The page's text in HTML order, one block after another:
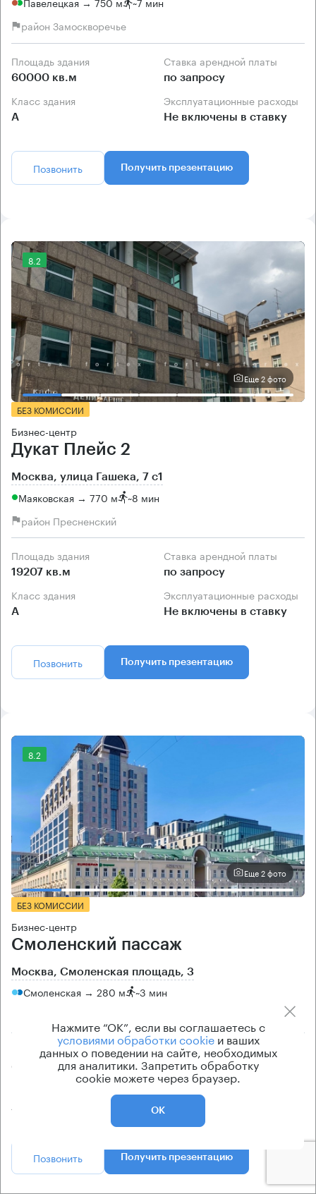
район Замоскворечье
Площадь здания
60000 кв.м
Ставка арендной платы
по запросу
Класс здания
А
Эксплуатационные расходы
Не включены в ставку
Позвонить Получить презентацию
8.2
Еще 2 фото
БЕЗ КОМИССИИ
Бизнес-центр
Дукат Плейс 2
Москва, улица Гашека, 7 с1
Маяковская → 770 м ~8 мин
район Пресненский
Площадь здания
19207 кв.м
Ставка арендной платы
по запросу
Класс здания
А
Эксплуатационные расходы
Не включены в ставку
Позвонить Получить презентацию
8.2
Еще 2 фото
БЕЗ КОМИССИИ
Бизнес-центр
Смоленский пассаж
Москва, Смоленская площадь, 3
Смоленская → 280 м ~3 мин
Площадь здания
63201 кв.м
Ставка арендной платы
по запросу
Эксплуатационные расходы
Не включены в ставку
Позвонить Получить презентацию
Нажмите “ОК”, если вы соглашаетесь с
условиями обработки cookieи ваших
данных о поведении на сайте, необходимых
для аналитики. Запретить обработку
cookie можете через браузер.
ОК